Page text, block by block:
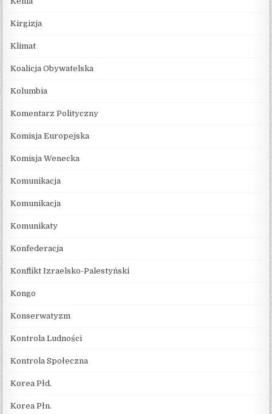
Kirgizja
Klimat
Koalicja Obywatelska
Kolumbia
Komentarz Polityczny
Komisja Europejska
Komisja Wenecka
Komunikacja
Komunikacja
Komunikaty
Konfederacja
Konflikt Izraelsko-Palestyński
Kongo
Konserwatyzm
Kontrola Ludności
Kontrola Społeczna
Korea Płd.
Korea Płn.